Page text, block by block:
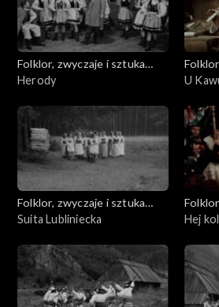
Folklor, zwyczaje i sztuka
ludowa
Herody U
Folklor, zwyczaje i sztuka
ludowa
Suita Lubliniecka Hej